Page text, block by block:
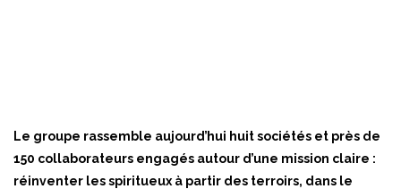
Le groupe rassemble aujourd’hui huit sociétés et près de
150 collaborateurs engagés autour d’une mission claire :
réinventer les spiritueux à partir des terroirs, dans le